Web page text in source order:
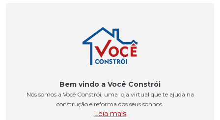
Bem vindo a Você Constrói
Nós somos a Você Constrói, uma loja virtual que te ajuda na
construção e reforma dos seus sonhos.
Leia mais